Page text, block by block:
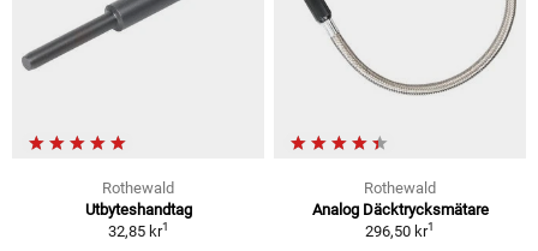
Rothewald
Utbyteshandtag
32,85 kr1
Rothewald
Analog Däcktrycksmätare
296,50 kr1